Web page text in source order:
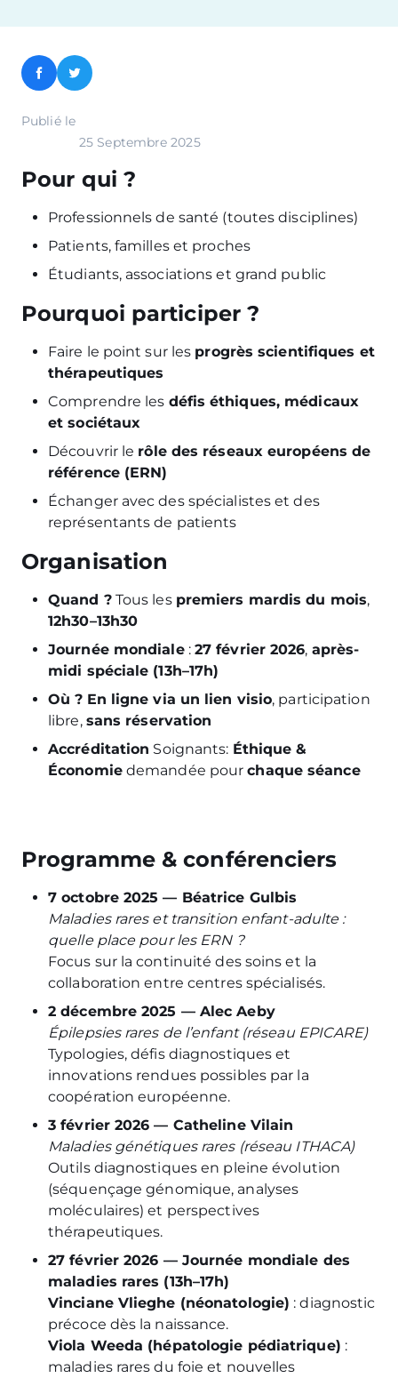
Facebook
Twitter
Publié le
25 Septembre 2025
Pour qui ?
Professionnels de santé (toutes disciplines)
Patients, familles et proches
Étudiants, associations et grand public
Pourquoi participer ?
Faire le point sur les progrès scientifiques et
thérapeutiques
Comprendre les défis éthiques, médicaux
et sociétaux
Découvrir le rôle des réseaux européens de
référence (ERN)
Échanger avec des spécialistes et des
représentants de patients
Organisation
Quand ?Tous les premiers mardis du mois,
12h30–13h30
Journée mondiale: 27 février 2026, après-
midi spéciale (13h–17h)
Où ? En ligne via un lien visio, participation
libre, sans réservation
Accréditation Soignants: Éthique &
Économiedemandée pourchaque séance
Programme & conférenciers
7 octobre 2025 — Béatrice Gulbis
Maladies rares et transition enfant-adulte :
quelle place pour les ERN ?
Focus sur la continuité des soins et la
collaboration entre centres spécialisés.
2 décembre 2025 — Alec Aeby
Épilepsies rares de l’enfant (réseau EPICARE)
Typologies, défis diagnostiques et
innovations rendues possibles par la
coopération européenne.
3 février 2026 — Catheline Vilain
Maladies génétiques rares (réseau ITHACA)
Outils diagnostiques en pleine évolution
(séquençage génomique, analyses
moléculaires) et perspectives
thérapeutiques.
27 février 2026 — Journée mondiale des
maladies rares (13h–17h)
Vinciane Vlieghe (néonatologie) : diagnostic
précoce dès la naissance.
Viola Weeda (hépatologie pédiatrique) :
maladies rares du foie et nouvelles